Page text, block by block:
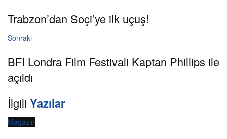
Trabzon’dan Soçi’ye ilk uçuş!
Sonraki
BFI Londra Film Festivali Kaptan Phillips ile
açıldı
İlgili Yazılar
Magazin